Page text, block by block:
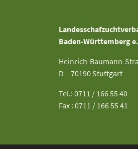
Baden-Württemberg
Heinrich-Baumann-
D – 70190 Stuttgart
Tel.: 0711 / 166 55 40
Fax : 0711 / 166 55 41